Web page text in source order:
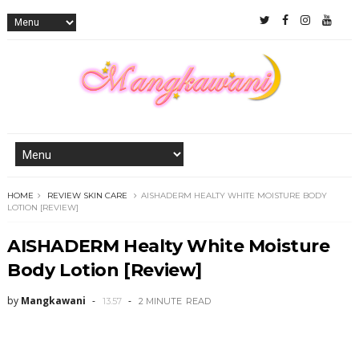
HOME REVIEW SKIN CARE
AISHADERM HEALTY WHITE MOISTURE BODY
LOTION [REVIEW]
AISHADERM Healty White Moisture
Body Lotion [Review]
by Mangkawani 13.57 2 MINUTE READ